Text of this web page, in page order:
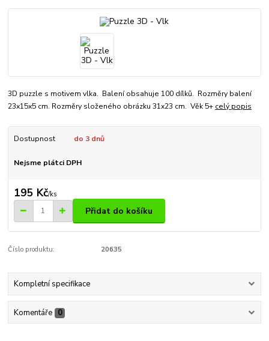
3D puzzle s motivem vlka. Balení obsahuje 100 dílků. Rozměry balení
23x15x5 cm. Rozměry složeného obrázku 31x23 cm. Věk 5+ celý popis
Dostupnost do 3 dnů
Nejsme plátci DPH
195 Kč/ks
Přidat do košíku
Číslo produktu: 20635
Kompletní specifikace
Komentáře 0